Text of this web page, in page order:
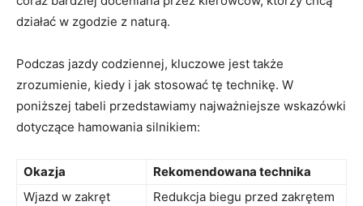
działać w zgodzie z naturą.
Podczas jazdy codziennej, kluczowe jest także
zrozumienie, kiedy i jak stosować tę technikę. W
poniższej tabeli przedstawiamy najważniejsze wskazówki
dotyczące hamowania silnikiem:
Okazja
Rekomendowana technika
Wjazd w zakręt
Redukcja biegu przed zakrętem